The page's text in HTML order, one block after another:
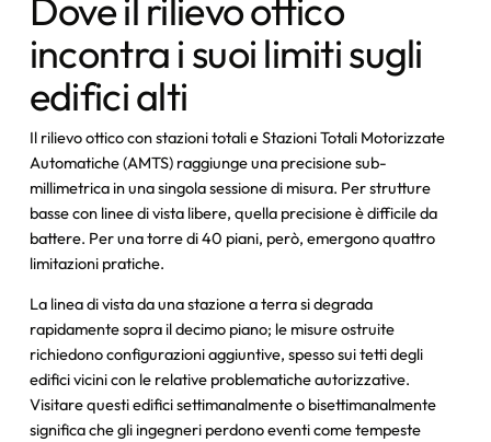
Dove il rilievo ottico
incontra i suoi limiti sugli
edifici alti
Il rilievo ottico con stazioni totali e Stazioni Totali Motorizzate
Automatiche (AMTS) raggiunge una precisione sub-
millimetrica in una singola sessione di misura. Per strutture
basse con linee di vista libere, quella precisione è difficile da
battere. Per una torre di 40 piani, però, emergono quattro
limitazioni pratiche.
La linea di vista da una stazione a terra si degrada
rapidamente sopra il decimo piano; le misure ostruite
richiedono configurazioni aggiuntive, spesso sui tetti degli
edifici vicini con le relative problematiche autorizzative.
Visitare questi edifici settimanalmente o bisettimanalmente
significa che gli ingegneri perdono eventi come tempeste